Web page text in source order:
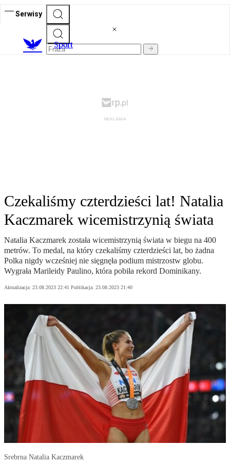
Serwisy
Sport
Czekaliśmy czterdzieści lat! Natalia
Kaczmarek wicemistrzynią świata
Natalia Kaczmarek została wicemistrzynią świata w biegu na 400
metrów. To medal, na który czekaliśmy czterdzieści lat, bo żadna
Polka nigdy wcześniej nie sięgnęła podium mistrzostw globu.
Wygrała Marileidy Paulino, która pobiła rekord Dominikany.
Aktualizacja: 23.08.2023 22:41 Publikacja: 23.08.2023 21:40
Srebrna Natalia Kaczmarek